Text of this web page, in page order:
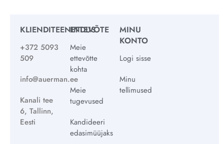
KLIENDITEENINDUS
+372 5093
509
info@auerman.ee
Kanali tee
6, Tallinn,
Eesti
ETTEVÕTE
Meie
ettevõtte
kohta
Meie
tugevused
Kandideeri
edasimüüjaks
MINU
KONTO
Logi sisse
Minu
tellimused